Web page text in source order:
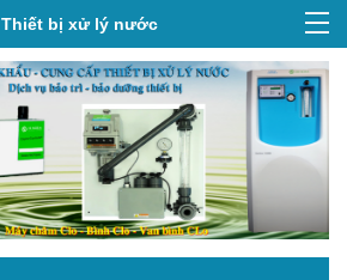
Thiết bị xử lý nước